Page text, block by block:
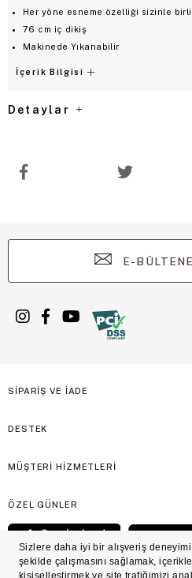
Her yöne esneme özelliği sizinle
76 cm iç dikiş
Makinede Yıkanabilir
İçerik Bilgisi
Detaylar
E-
SİPARİŞ VE İADE
DESTEK
MÜŞTERİ HİZMETLERİ
ÖZEL GÜNLER